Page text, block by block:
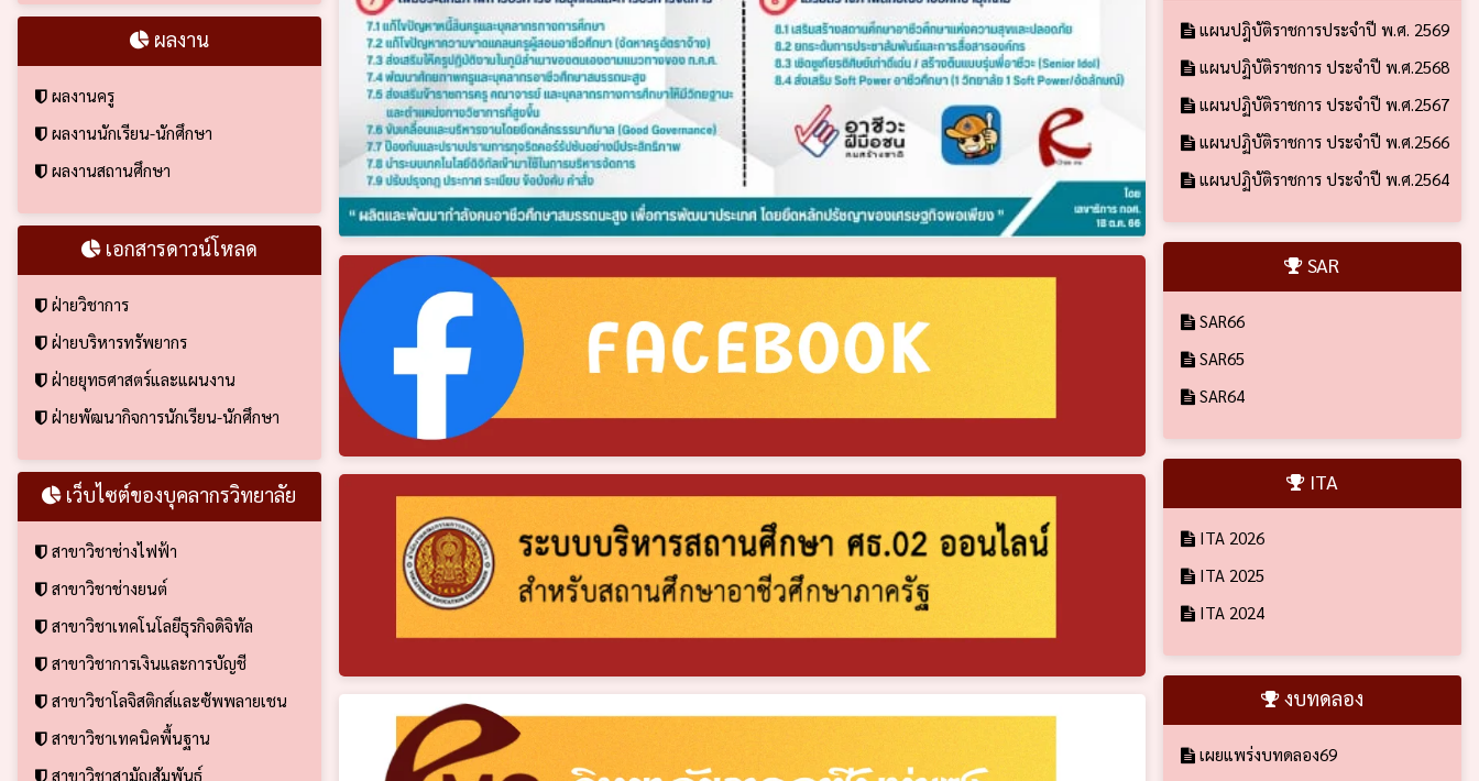
ผลงาน
ผลงานครู
ผลงานนักเรียน-นักศึกษา
ผลงานสถานศึกษา
เอกสารดาวน์โหลด
ฝ่ายวิชาการ
ฝ่ายบริหารทรัพยากร
ฝ่ายยุทธศาสตร์และแผนงาน
ฝ่ายพัฒนากิจการนักเรียน-นักศึกษา
เว็บไซต์ของบุคลากรวิทยาลัย
สาขาวิชาช่างไฟฟ้า
สาขาวิชาช่างยนต์
สาขาวิชาเทคโนโลยีธุรกิจดิจิทัล
สาขาวิชาการเงินและการบัญชี
สาขาวิชาโลจิสติกส์และซัพพลายเชน
สาขาวิชาเทคนิคพื้นฐาน
สาขาวิชาสามัญสัมพันธ์
แผนปฎิบัติราชการประจำปี พ.ศ. 2569
แผนปฏิบัติราชการ ประจำปี พ.ศ.2568
แผนปฏิบัติราชการ ประจำปี พ.ศ.2567
แผนปฏิบัติราชการ ประจำปี พ.ศ.2566
แผนปฏิบัติราชการ ประจำปี พ.ศ.2564
SAR
SAR66
SAR65
SAR64
ITA
ITA 2026
ITA 2025
ITA 2024
งบทดลอง
เผยแพร่งบทดลอง69